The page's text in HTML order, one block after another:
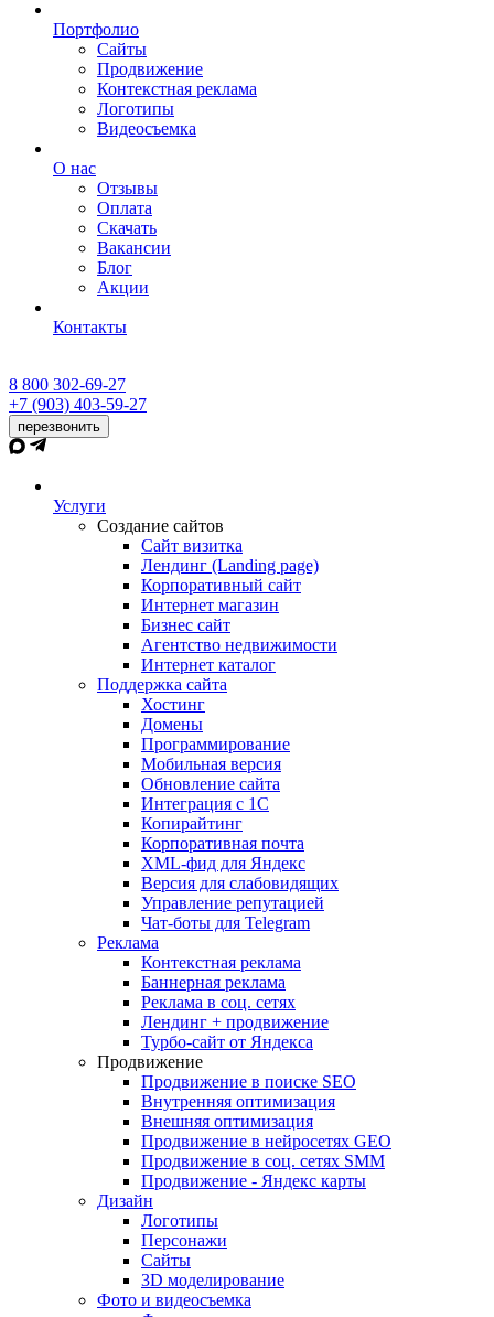
Портфолио
Сайты
Продвижение
Контекстная реклама
Логотипы
Видеосъемка
О нас
Отзывы
Оплата
Скачать
Вакансии
Блог
Акции
Контакты
8 800 302-69-27
+7 (903) 403-59-27
перезвонить
Услуги
Создание сайтов
Сайт визитка
Лендинг (Landing page)
Корпоративный сайт
Интернет магазин
Бизнес сайт
Агентство недвижимости
Интернет каталог
Поддержка сайта
Хостинг
Домены
Программирование
Мобильная версия
Обновление сайта
Интеграция с 1С
Копирайтинг
Корпоративная почта
XML-фид для Яндекс
Версия для слабовидящих
Управление репутацией
Чат-боты для Telegram
Реклама
Контекстная реклама
Баннерная реклама
Реклама в соц. сетях
Лендинг + продвижение
Турбо-сайт от Яндекса
Продвижение
Продвижение в поиске SEO
Внутренняя оптимизация
Внешняя оптимизация
Продвижение в нейросетях GEO
Продвижение в соц. сетях SMM
Продвижение - Яндекс карты
Дизайн
Логотипы
Персонажи
Сайты
3D моделирование
Фото и видеосъемка